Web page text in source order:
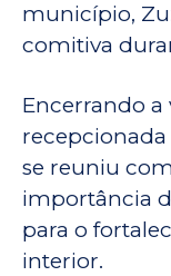
município,
comitiva
Encerrando a
se reuniu
importância
para o
interior.